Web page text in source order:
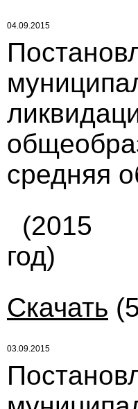
04.09.2015
средняя
(2015
год)
Скачать
03.09.2015